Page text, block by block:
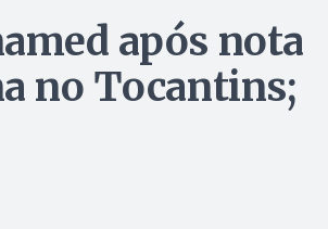
após nota
no Tocantins;